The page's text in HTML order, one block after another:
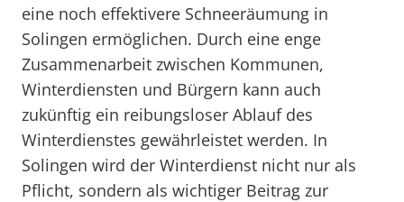
eine noch effektivere Schneeräumung in
Solingen ermöglichen. Durch eine enge
Zusammenarbeit zwischen Kommunen,
Winterdiensten und Bürgern kann auch
zukünftig ein reibungsloser Ablauf des
Winterdienstes gewährleistet werden. In
Solingen wird der Winterdienst nicht nur als
Pflicht, sondern als wichtiger Beitrag zur